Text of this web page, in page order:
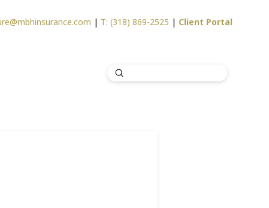
| T: (318) 869-2525 | Client Portal
Search
Submit